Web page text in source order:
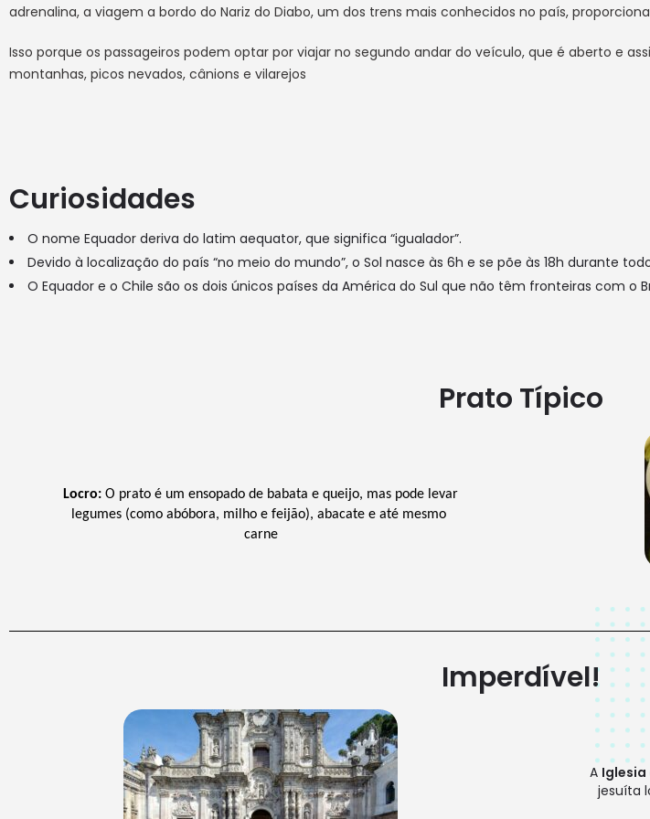
adrenalina, a viagem a bordo do Nariz do Diabo, um dos trens mais conhecidos no país,
Isso porque os passageiros podem optar por viajar no segundo andar do veículo, que é aberto e
montanhas, picos nevados, cânions e vilarejos
Curiosidades
O nome Equador deriva do latim aequator, que significa “igualador”.
Devido à localização do país “no meio do mundo”, o Sol nasce às 6h e se põe às 18h durante
O Equador e o Chile são os dois únicos países da América do Sul que não têm fronteiras com o
Prato Típico
Locro: O prato é um ensopado de babata e queijo, mas pode levar
legumes (como abóbora, milho e feijão), abacate e até mesmo
carne
Imperdível!
A Iglesia
jesuíta